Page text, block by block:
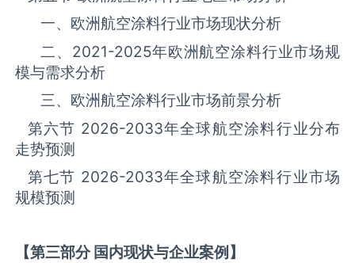
一、欧洲航空涂料‌‌‌行业市场现状分析
二、 2021-2025年欧洲航空涂料‌‌‌行业市场规
模与需求分析
三、欧洲航空涂料‌‌‌行业市场前景分析
第六节 2026-2033年全球航空涂料‌‌‌行业分布
走势预测
第七节 2026-2033年全球航空涂料‌‌‌行业市场
规模预测
【第三部分 国内现状与企业案例】